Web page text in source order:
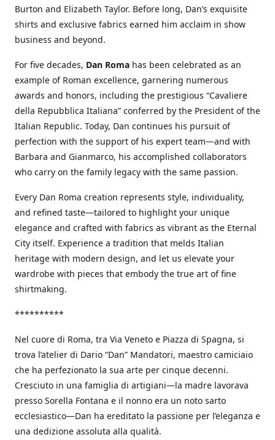
Burton and Elizabeth Taylor. Before long, Dan’s exquisite
shirts and exclusive fabrics earned him acclaim in show
business and beyond.
For five decades, Dan Roma has been celebrated as an
example of Roman excellence, garnering numerous
awards and honors, including the prestigious “Cavaliere
della Repubblica Italiana” conferred by the President of the
Italian Republic. Today, Dan continues his pursuit of
perfection with the support of his expert team—and with
Barbara and Gianmarco, his accomplished collaborators
who carry on the family legacy with the same passion.
Every Dan Roma creation represents style, individuality,
and refined taste—tailored to highlight your unique
elegance and crafted with fabrics as vibrant as the Eternal
City itself. Experience a tradition that melds Italian
heritage with modern design, and let us elevate your
wardrobe with pieces that embody the true art of fine
shirtmaking.
**********
Nel cuore di Roma, tra Via Veneto e Piazza di Spagna, si
trova l’atelier di Dario “Dan” Mandatori, maestro camiciaio
che ha perfezionato la sua arte per cinque decenni.
Cresciuto in una famiglia di artigiani—la madre lavorava
presso Sorella Fontana e il nonno era un noto sarto
ecclesiastico—Dan ha ereditato la passione per l’eleganza e
una dedizione assoluta alla qualità.